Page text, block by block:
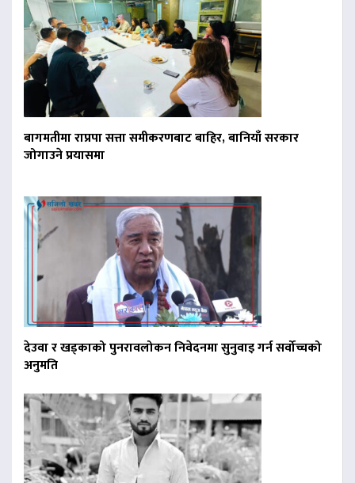
बागमतीमा राप्रपा सत्ता समीकरणबाट बाहिर, बानियाँ सरकार
जोगाउने प्रयासमा
देउवा र खड्काको पुनरावलोकन निवेदनमा सुनुवाइ गर्न सर्वोच्चको
अनुमति